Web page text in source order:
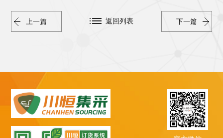
上一篇 下一篇
返回列表